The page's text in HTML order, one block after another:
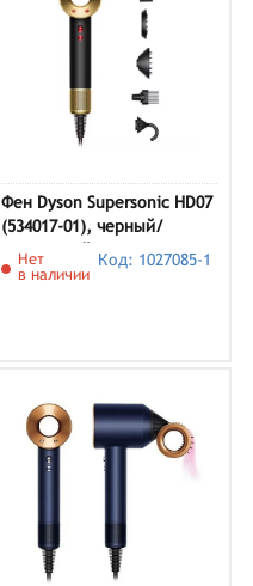
Фен Dyson Supersonic HD07
(534017-01), черный/
золотистый
Нет
в наличии
Код: 1027085-1